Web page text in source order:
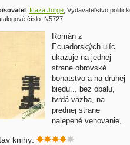
: Icaza Jorge , Vydavateľstvo
číslo: N5727
Román z
Ecuadorských ulíc
ukazuje na jednej
strane obrovské
bohatstvo a na druhej
biedu... bez obalu,
tvrdá väzba, na
prednej strane
nalepené venovanie,
knihy: